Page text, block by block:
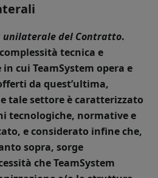
del Contratto.
tecnica e
cui TeamSystem opera e
da quest’ultima,
tale settore è caratterizzato
tecnologiche, normative e
e considerato infine che,
sopra, sorge
che TeamSystem